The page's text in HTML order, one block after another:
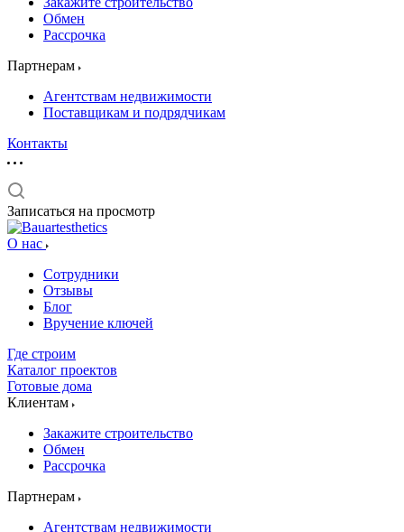
Обмен
Рассрочка
Партнерам
Агентствам недвижимости
Поставщикам и подрядчикам
Контакты
Записаться на просмотр
О нас
Сотрудники
Отзывы
Блог
Вручение ключей
Где строим
Каталог проектов
Готовые дома
Клиентам
Закажите строительство
Обмен
Рассрочка
Партнерам
Агентствам недвижимости